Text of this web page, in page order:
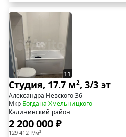
11
Студия, 17.7 м², 3/3 эт
Александра Невского 36
Мкр Богдана Хмельницкого
Калининский район
2 200 000 ₽
129 412 ₽/м²